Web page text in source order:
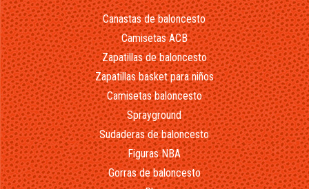
Canastas de baloncesto
Camisetas ACB
Zapatillas de baloncesto
Zapatillas basket para niños
Camisetas baloncesto
Sprayground
Sudaderas de baloncesto
Figuras NBA
Gorras de baloncesto